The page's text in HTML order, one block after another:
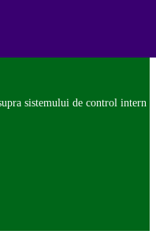
sistemului de control intern